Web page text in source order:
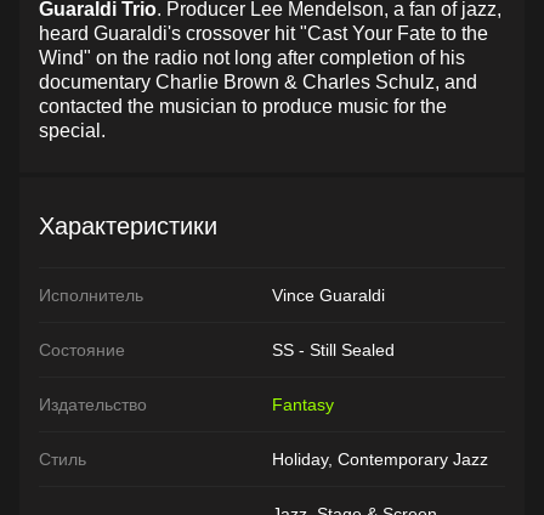
Guaraldi Trio. Producer Lee Mendelson, a fan of jazz,
heard Guaraldi's crossover hit "Cast Your Fate to the
Wind" on the radio not long after completion of his
documentary Charlie Brown & Charles Schulz, and
contacted the musician to produce music for the
special.
Характеристики
Исполнитель Vince Guaraldi
Состояние SS - Still Sealed
Издательство Fantasy
Стиль Holiday, Contemporary Jazz